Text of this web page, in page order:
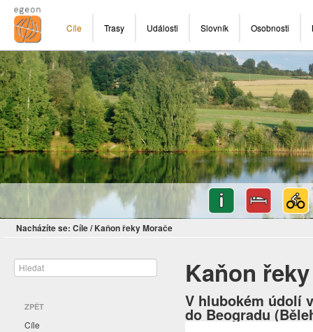
Cíle Trasy Události Slovník Osobnosti
Nacházíte se: Cíle/ Kaňon řeky Morače
ZPĚT
Cíle
Kaňon
V hlubokém údolí
do Beogradu